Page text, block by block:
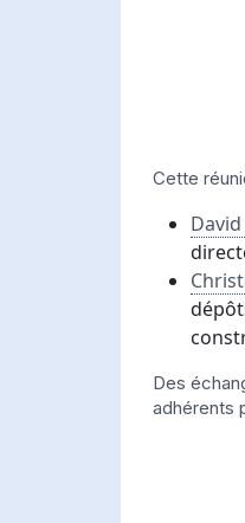
Cette
David
Des
adhérents